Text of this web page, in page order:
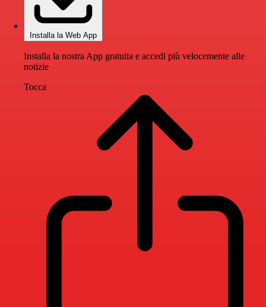
Installa la Web App
Installa la nostra App gratuita e accedi più velocemente alle
notizie
Tocca